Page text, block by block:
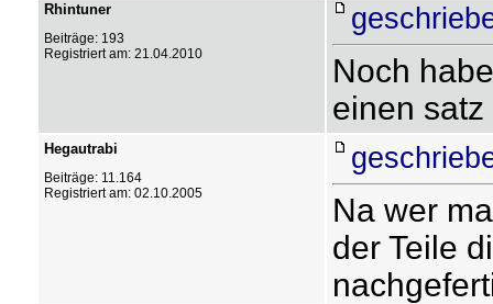
Rhintuner
Beiträge: 193
Registriert am: 21.04.2010
Noch
einen
Hegautrabi
Beiträge: 11.164
Registriert am: 02.10.2005
Na wer
der Teile